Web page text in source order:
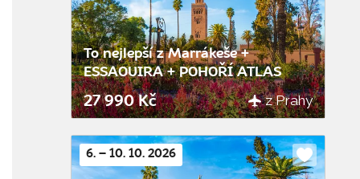
To nejlepší z Marrákeše +
ESSAOUIRA + POHOŘÍ ATLAS
27 990 Kč z Prahy
6. – 10. 10. 2026
Do